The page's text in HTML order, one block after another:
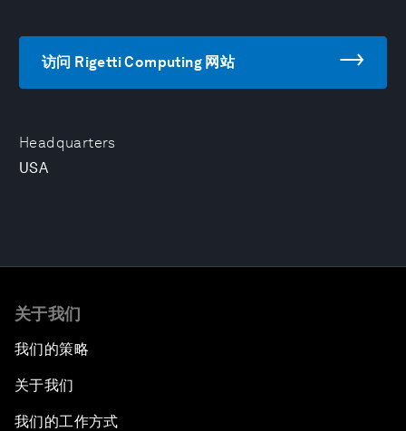
Headquarters
USA
访问 Rigetti Computing 网站
关于我们
我们的策略
关于我们
我们的工作方式